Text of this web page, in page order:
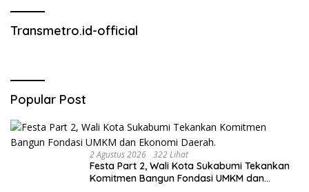
Transmetro.id-official
Popular Post
2 Agustus 2026 322 Lihat
Festa Part 2, Wali Kota Sukabumi Tekankan
Komitmen Bangun Fondasi UMKM dan